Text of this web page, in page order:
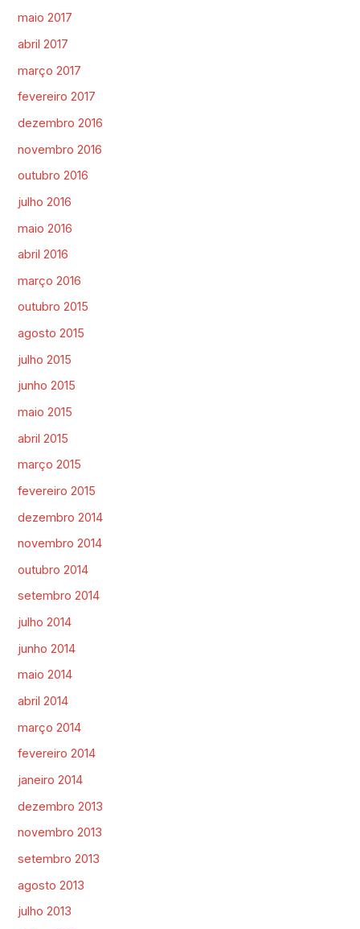
maio 2017
abril 2017
março 2017
fevereiro 2017
dezembro 2016
novembro 2016
outubro 2016
julho 2016
maio 2016
abril 2016
março 2016
outubro 2015
agosto 2015
julho 2015
junho 2015
maio 2015
abril 2015
março 2015
fevereiro 2015
dezembro 2014
novembro 2014
outubro 2014
setembro 2014
julho 2014
junho 2014
maio 2014
abril 2014
março 2014
fevereiro 2014
janeiro 2014
dezembro 2013
novembro 2013
setembro 2013
agosto 2013
julho 2013